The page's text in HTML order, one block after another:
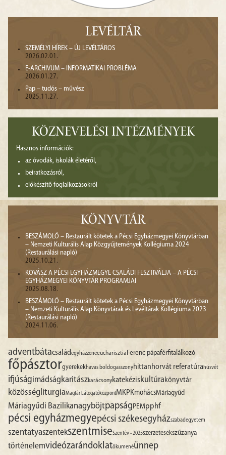
LEVÉLTÁR
SZEMÉLYI HÍREK – ÚJ LEVÉLTÁROS
2026.02.01.
E-ARCHIVUM – INFORMATIKAI PROBLÉMA
2026.01.27.
Pap – tudós – művész
2025.11.27.
KÖZNEVELÉSI INTÉZMÉNYEK
Hasznos információk:
az óvodák, iskolák életéről,
beiratkozásról,
előkészítő foglalkozásokról
KÖNYVTÁR
BESZÁMOLÓ – Restaurált kötetek a Pécsi Egyházmegyei Könyvtárban
– Nemzeti Kulturális Alap Közgyűjtemények Kollégiuma 2024
(Restaurálási napló)
2025.10.21.
KOVÁSZ A PÉCSI EGYHÁZMEGYE CSALÁDI FESZTIVÁLJA – A PÉCSI
EGYHÁZMEGYEI KÖNYVTÁR PROGRAMJAI
2025.08.18.
BESZÁMOLÓ – Restaurált kötetek a Pécsi Egyházmegyei Könyvtárban
– Nemzeti Kulturális Alap Könyvtárak és Levéltárak Kollégiuma 2023
(Restaurálási napló)
2024.11.06.
adventbátacsaládegyházzeneeucharisztiaFerenc pápaférfitalálkozó
főpásztorgyerekekhavas boldogasszonyhittanhorvát referatúrahúsvét
ifjúságimádságkaritászkarácsonykatekéziskultúrakönyvtár
közösségliturgiaMagtár LátogatóközpontMKPKmohácsMáriagyűd
Máriagyűdi BazilikanagyböjtpapságPEMpphf
pécsi egyházmegyepécsi székesegyházszabadegyetem
szentatyaszentekszentmiseSzentév - 2025szerzetesekszűzanya
történelemvideózarándoklatökumenéünnep